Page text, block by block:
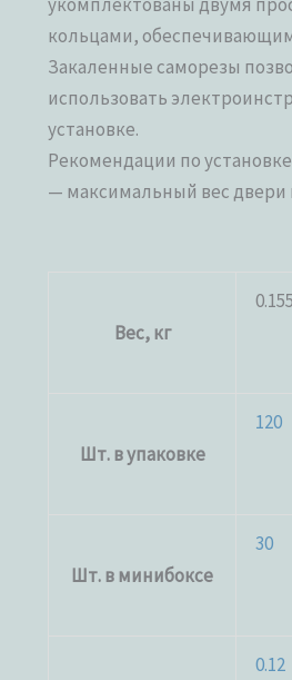
кольцами,
Закаленные саморезы
использовать
установке.
Рекомендации по
— максимальный вес двери
Вес, кг
0.155
Шт. в упаковке
120
Шт. в минибоксе
30
0.12